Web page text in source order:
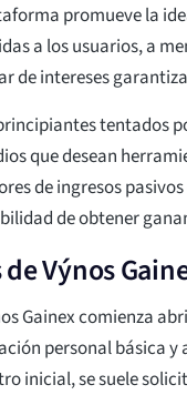
promueve la
a los usuarios, a
de intereses
tentados
que desean
de ingresos
de obtener
Výnos
Gainex comienza
personal básica y
inicial, se suele